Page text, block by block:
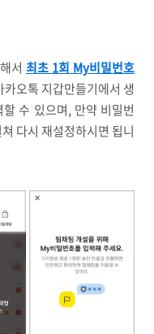
서 최초 1회 My비밀번호
오톡 지갑만들기에서 생
수 있으며, 만약 비밀번
다시 재설정하시면 됩니